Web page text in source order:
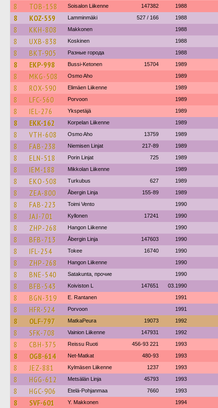
8 TOB-158 Soisalon Liikenne 147382 1988
8 KOZ-559 Lamminmäki 527 / 166 1988
8 KKH-808 Makkonen 1988
8 UXB-838 Koskinen 1988
8 BKT-905 Разные города 1988
8 EKP-998 Bussi-Ketonen 15704 1989
8 MKG-508 Osmo Aho 1989
8 ROX-590 Elimäen Liikenne 1989
8 LFC-560 Porvoon 1989
8 IEL-276 Ykspetäjä 1989
8 EKK-162 Korpelan Liikenne 1989
8 VTH-608 Osmo Aho 13759 1989
8 FAB-238 Niemisen Linjat 217-89 1989
8 ELN-518 Porin Linjat 725 1989
8 IEM-188 Mikkolan Liikenne 1989
8 EKO-508 Turkubus 627 1989
8 ZEA-800 Åbergin Linja 155-89 1989
8 FAB-223 Toimi Vento 1990
8 JAJ-701 Kyllonen 17241 1990
8 ZHP-268 Hangon Liikenne 1990
8 BFB-713 Åbergin Linja 147603 1990
8 IFL-254 Tokee 16740 1990
8 ZHP-268 Hangon Liikenne 1990
8 BNE-540 Satakunta, прочие 1990
8 BFB-543 Koiviston L 147651 03.1990
8 BGN-319 E. Rantanen 1991
8 HFR-524 Porvoon 1991
8 OLF-797 MatkaPeura 19073 1992
8 SFK-708 Vainion Liikenne 147931 1992
8 CBH-375 Reissu Ruoti 456-93 221 1993
8 OGB-614 Net-Matkat 480-93 1993
8 JEZ-881 Kylmäsen Liikenne 1237 1993
8 HGG-612 Metsälän Linja 45793 1993
8 HGC-906 Etelä-Pohjanmaa 7660 1993
8 SVF-601 Y. Makkonen 1994